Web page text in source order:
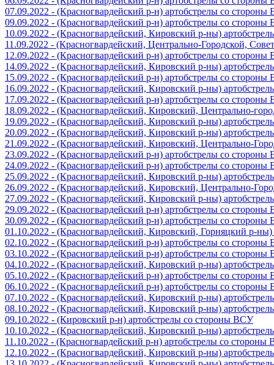
07.09.2022 - (Красногвардейский р-н) артобстрелы со
09.09.2022 - (Красногвардейский р-н) артобстрелы со
10.09.2022 - (Красногвардейский, Кировский р-ны)
11.09.2022 - (Красногвардейский, Центрально-Городской,
12.09.2022 - (Красногвардейский р-н) артобстрелы со
14.09.2022 - (Красногвардейский, Кировский р-ны)
15.09.2022 - (Красногвардейский р-н) артобстрелы со
16.09.2022 - (Красногвардейский, Кировский р-ны)
17.09.2022 - (Красногвардейский р-н) артобстрелы со
18.09.2022 - (Красногвардейский, Кировский, Центрально-
19.09.2022 - (Красногвардейский, Кировский р-ны)
20.09.2022 - (Красногвардейский, Кировский р-ны)
21.09.2022 - (Красногвардейский, Кировский, Центрально-
23.09.2022 - (Красногвардейский р-н) артобстрелы со
24.09.2022 - (Красногвардейский р-н) артобстрелы со
25.09.2022 - (Красногвардейский, Кировский р-ны)
26.09.2022 - (Красногвардейский, Кировский, Центрально-
27.09.2022 - (Красногвардейский, Кировский р-ны)
29.09.2022 - (Красногвардейский р-н) артобстрелы со
30.09.2022 - (Красногвардейский р-н) артобстрелы со
01.10.2022 - (Красногвардейский, Кировский, Горняцкий р-
02.10.2022 - (Красногвардейский р-н) артобстрелы со
03.10.2022 - (Красногвардейский р-н) артобстрелы со
04.10.2022 - (Красногвардейский, Кировский р-ны)
05.10.2022 - (Красногвардейский р-н) артобстрелы со
06.10.2022 - (Красногвардейский р-н) артобстрелы со
07.10.2022 - (Красногвардейский, Кировский р-ны)
08.10.2022 - (Красногвардейский, Кировский р-ны)
09.10.2022 - (Кировский р-н) артобстрелы со стороны ВСУ
10.10.2022 - (Красногвардейский, Кировский р-ны)
11.10.2022 - (Красногвардейский р-н) артобстрелы со стороны
12.10.2022 - (Красногвардейский, Кировский р-ны)